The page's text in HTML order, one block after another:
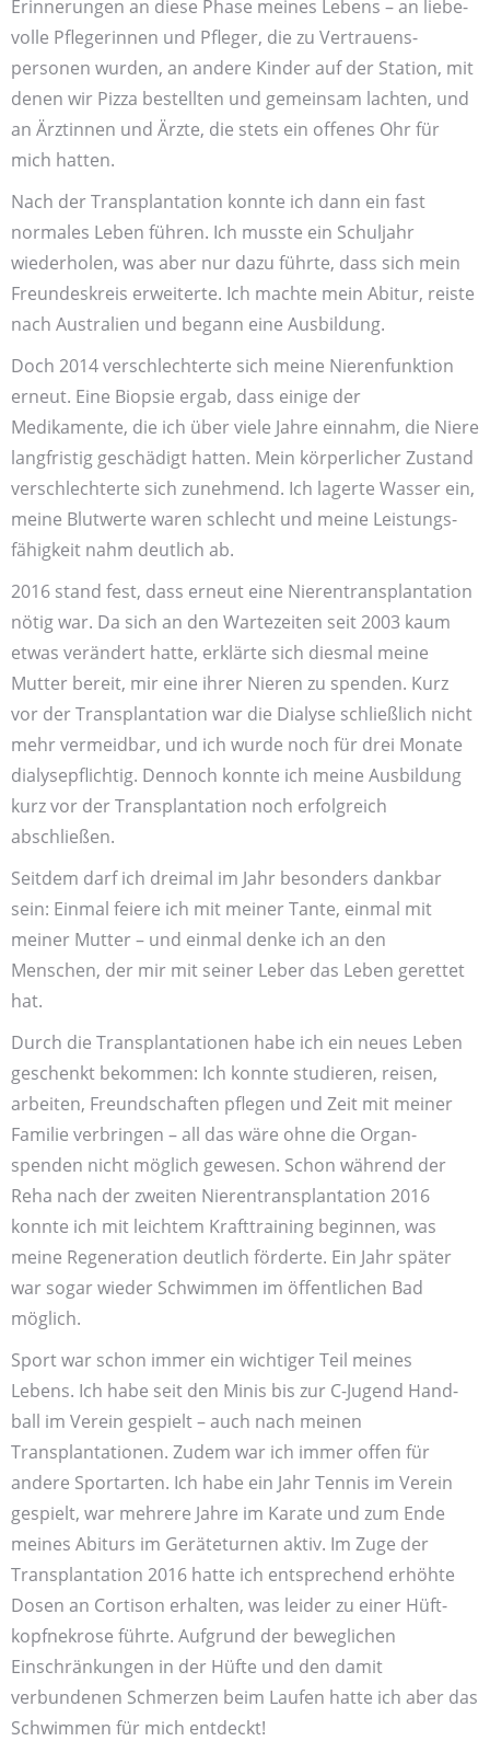
Erinnerungen an diese Phase meines Lebens – an liebe­
volle Pflegerinnen und Pfleger, die zu Vertrauens­
personen wurden, an andere Kinder auf der Station, mit
denen wir Pizza bestellten und gemeinsam lachten, und
an Ärzt­innen und Ärzte, die stets ein offenes Ohr für
mich hatten.
Nach der Transplantation konnte ich dann ein fast
normales Leben führen. Ich musste ein Schul­jahr
wieder­holen, was aber nur dazu führte, dass sich mein
Freundes­kreis erweiterte. Ich machte mein Abitur, reiste
nach Australien und begann eine Ausbildung.
Doch 2014 verschlechterte sich meine Nieren­funktion
erneut. Eine Biopsie ergab, dass einige der
Medikamente, die ich über viele Jahre einnahm, die Niere
lang­fristig geschädigt hatten. Mein körperlicher Zustand
verschlechterte sich zunehmend. Ich lagerte Wasser ein,
meine Blut­werte waren schlecht und meine Leistungs­
fähigkeit nahm deutlich ab.
2016 stand fest, dass erneut eine Nieren­transplantation
nötig war. Da sich an den Warte­zeiten seit 2003 kaum
etwas verändert hatte, erklärte sich diesmal meine
Mutter bereit, mir eine ihrer Nieren zu spenden. Kurz
vor der Transplantation war die Dialyse schließlich nicht
mehr vermeidbar, und ich wurde noch für drei Monate
dialyse­pflichtig. Dennoch konnte ich meine Ausbildung
kurz vor der Transplantation noch erfolgreich
abschließen.
Seitdem darf ich drei­mal im Jahr besonders dankbar
sein: Einmal feiere ich mit meiner Tante, einmal mit
meiner Mutter – und einmal denke ich an den
Menschen, der mir mit seiner Leber das Leben gerettet
hat.
Durch die Transplantationen habe ich ein neues Leben
geschenkt bekommen: Ich konnte studieren, reisen,
arbeiten, Freund­schaften pflegen und Zeit mit meiner
Familie verbringen – all das wäre ohne die Organ­
spenden nicht möglich gewesen. Schon während der
Reha nach der zweiten Nieren­transplantation 2016
konnte ich mit leichtem Kraft­training beginnen, was
meine Regeneration deutlich förderte. Ein Jahr später
war sogar wieder Schwimmen im öffentlichen Bad
möglich.
Sport war schon immer ein wichtiger Teil meines
Lebens. Ich habe seit den Minis bis zur C-Jugend Hand­
ball im Verein gespielt – auch nach meinen
Transplantationen. Zudem war ich immer offen für
andere Sport­arten. Ich habe ein Jahr Tennis im Verein
gespielt, war mehrere Jahre im Karate und zum Ende
meines Abiturs im Geräte­turnen aktiv. Im Zuge der
Transplantation 2016 hatte ich entsprechend erhöhte
Dosen an Cortison erhalten, was leider zu einer Hüft­
kopfnekrose führte. Aufgrund der beweglichen
Einschränkungen in der Hüfte und den damit
verbundenen Schmerzen beim Laufen hatte ich aber das
Schwimmen für mich entdeckt!